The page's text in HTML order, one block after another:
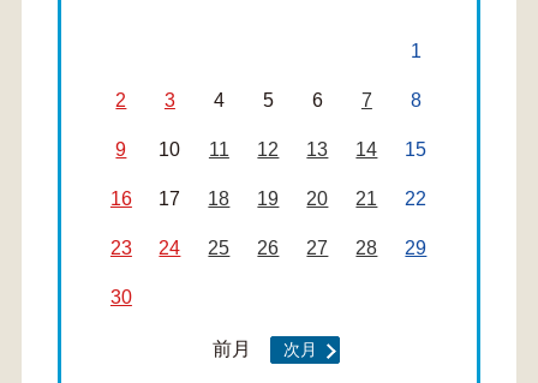
1
2 3 4 5 6 7 8
9 10 11 12 13 14 15
16 17 18 19 20 21 22
23 24 25 26 27 28 29
30
前月 次月